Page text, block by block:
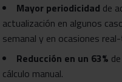
Mayor periodicidad de
actualización en algunos
semanal y en ocasiones
Reducción en un 63%
cálculo manual.